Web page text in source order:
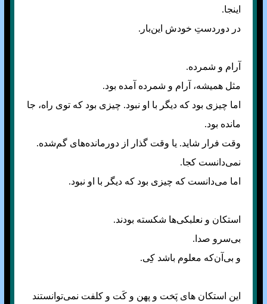
اینجا.
در دوردستِ خودش این‌بار.
آرام و شمرده.
مثل همیشه، آرام و شمرده آمده بود.
اما چیزی بود که دیگر با او نبود. چیزی بود که توی راه، جا
مانده بود.
وقت فرار شاید. یا وقت گذار از دورمانده‌های گم‌شده.
نمی‌دانست کجا.
اما می‌دانست که چیزی بود که دیگر با او نبود.
استکان و نعلبکی‌ها شکسته بودند.
بی‌سرو صدا.
و بی‌آن‌که معلوم باشد کِی.
این استکان های پَخت و پهن و کَت و کلفت نمی‌توانستند